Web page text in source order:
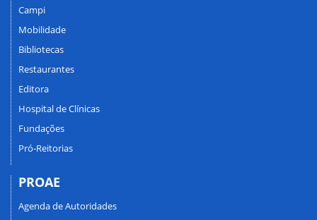
Campi
Mobilidade
Bibliotecas
Restaurantes
Editora
Hospital de Clínicas
Fundações
Pró-Reitorias
PROAE
Agenda de Autoridades